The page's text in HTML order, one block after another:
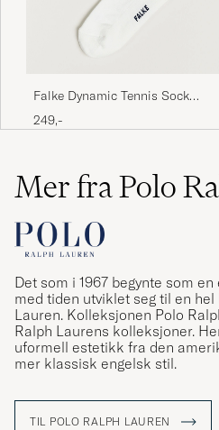
TORBJÖRN E
KJØPTE 2023-07-19 PÅ
Falke Dynamic Tennis Sock
White/Navy
249,-
Mer fra Polo
Det som i 1967 begynte som
med tiden utviklet seg til en
Lauren. Kolleksjonen Polo
Ralph Laurens kolleksjoner.
uformell estetikk fra den
mer klassisk engelsk stil.
TIL POLO RALPH LAUREN